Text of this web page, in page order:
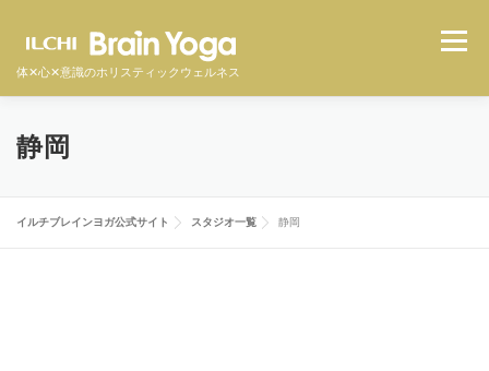
体✕心✕意識のホリスティックウェルネス
メニ
イルチブレインヨガとは
体験者の声 よくある質問 オンラインクラス
静岡
イルチブレインヨガ公式サイト スタジオ一覧 静岡